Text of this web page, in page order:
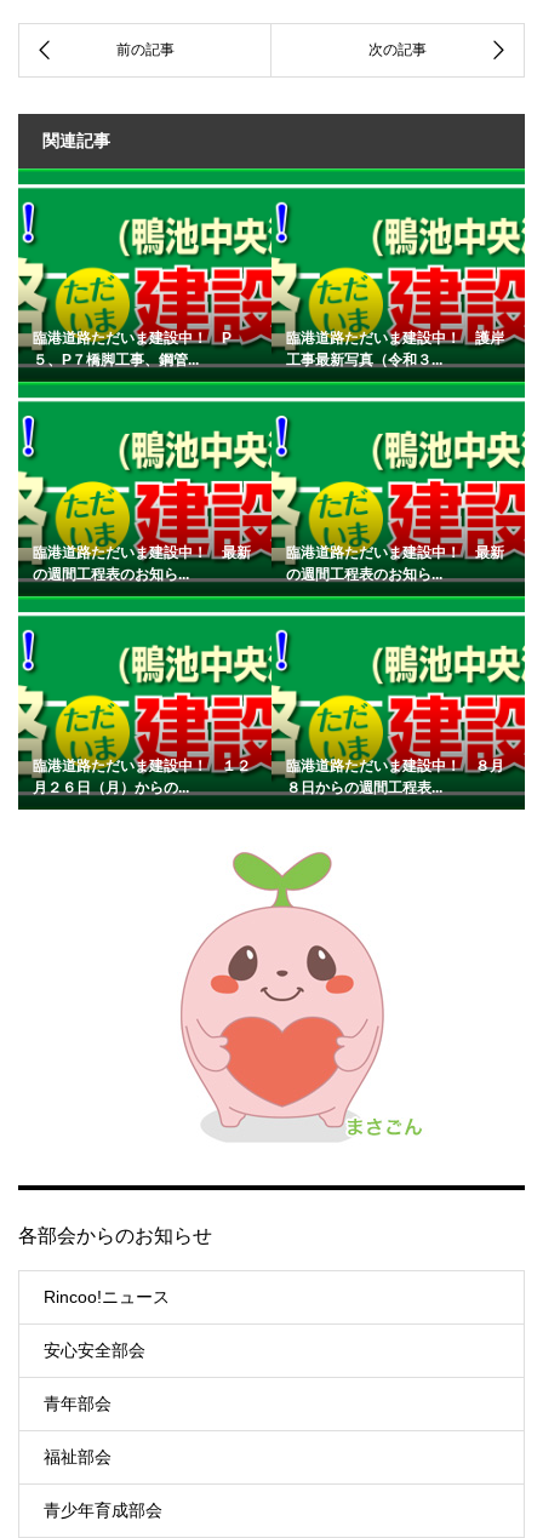
関連記事
臨港道路ただいま建設中！ P
５、P７橋脚工事、鋼管...
臨港道路ただいま建設中！ 護岸
工事最新写真（令和３...
臨港道路ただいま建設中！ 最新
の週間工程表のお知ら...
臨港道路ただいま建設中！ 最新
の週間工程表のお知ら...
臨港道路ただいま建設中！ １２
月２６日（月）からの...
臨港道路ただいま建設中！ ８月
８日からの週間工程表...
各部会からのお知らせ
Rincoo!ニュース
安心安全部会
青年部会
福祉部会
青少年育成部会